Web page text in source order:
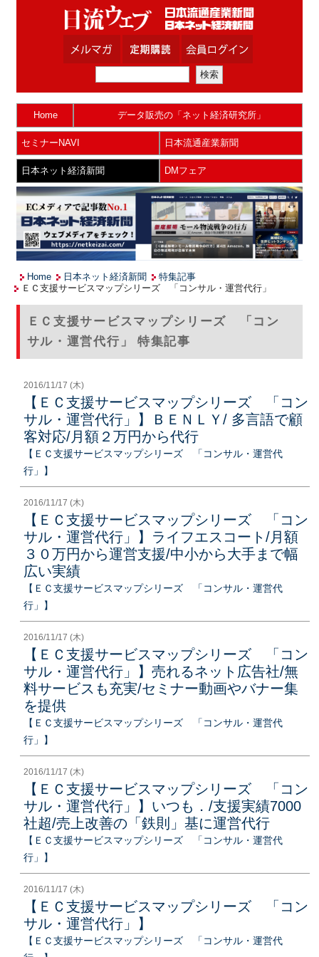
Home データ販売の「ネット経済研究所」
セミナーNAVI 日本流通産業新聞
日本ネット経済新聞 DMフェア
Home 日本ネット経済新聞
特集記事
ＥＣ支援サービスマップシリーズ 「コンサル・運営代行」
ＥＣ支援サービスマップシリーズ 「コン
サル・運営代行」 特集記事
2016/11/17 (木)
【ＥＣ支援サービスマップシリーズ 「コン
サル・運営代行」】ＢＥＮＬＹ/ 多言語で顧
客対応/月額２万円から代行
【ＥＣ支援サービスマップシリーズ 「コンサル・運営代
行」】
2016/11/17 (木)
【ＥＣ支援サービスマップシリーズ 「コン
サル・運営代行」】ライフエスコート/月額
３０万円から運営支援/中小から大手まで幅
広い実績
【ＥＣ支援サービスマップシリーズ 「コンサル・運営代
行」】
2016/11/17 (木)
【ＥＣ支援サービスマップシリーズ 「コン
サル・運営代行」】売れるネット広告社/無
料サービスも充実/セミナー動画やバナー集
を提供
【ＥＣ支援サービスマップシリーズ 「コンサル・運営代
行」】
2016/11/17 (木)
【ＥＣ支援サービスマップシリーズ 「コン
サル・運営代行」】いつも．/支援実績7000
社超/売上改善の「鉄則」基に運営代行
【ＥＣ支援サービスマップシリーズ 「コンサル・運営代
行」】
2016/11/17 (木)
【ＥＣ支援サービスマップシリーズ 「コン
サル・運営代行」】
【ＥＣ支援サービスマップシリーズ 「コンサル・運営代